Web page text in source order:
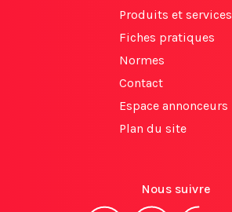
Produits et services
Fiches pratiques
Normes
Contact
Espace annonceurs
Plan du site
Nous suivre